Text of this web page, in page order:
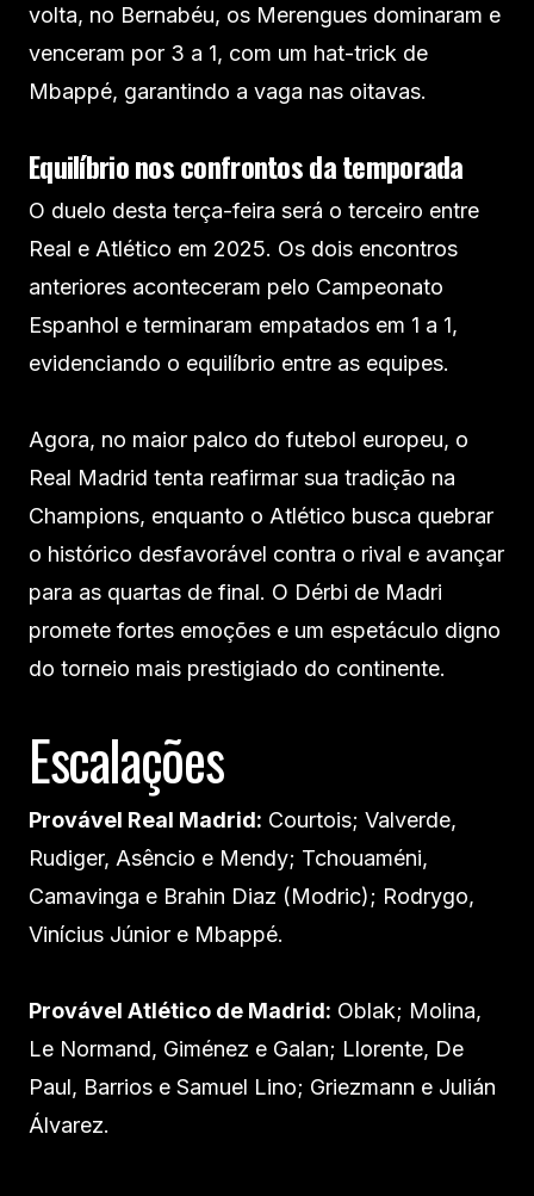
volta, no Bernabéu, os Merengues dominaram e
venceram por 3 a 1, com um hat-trick de
Mbappé, garantindo a vaga nas oitavas.
Equilíbrio nos confrontos da temporada
O duelo desta terça-feira será o terceiro entre
Real e Atlético em 2025. Os dois encontros
anteriores aconteceram pelo Campeonato
Espanhol e terminaram empatados em 1 a 1,
evidenciando o equilíbrio entre as equipes.
Agora, no maior palco do futebol europeu, o
Real Madrid tenta reafirmar sua tradição na
Champions, enquanto o Atlético busca quebrar
o histórico desfavorável contra o rival e avançar
para as quartas de final. O Dérbi de Madri
promete fortes emoções e um espetáculo digno
do torneio mais prestigiado do continente.
Escalações
Provável Real Madrid: Courtois; Valverde,
Rudiger, Asêncio e Mendy; Tchouaméni,
Camavinga e Brahin Diaz (Modric); Rodrygo,
Vinícius Júnior e Mbappé.
Provável Atlético de Madrid: Oblak; Molina,
Le Normand, Giménez e Galan; Llorente, De
Paul, Barrios e Samuel Lino; Griezmann e Julián
Álvarez.